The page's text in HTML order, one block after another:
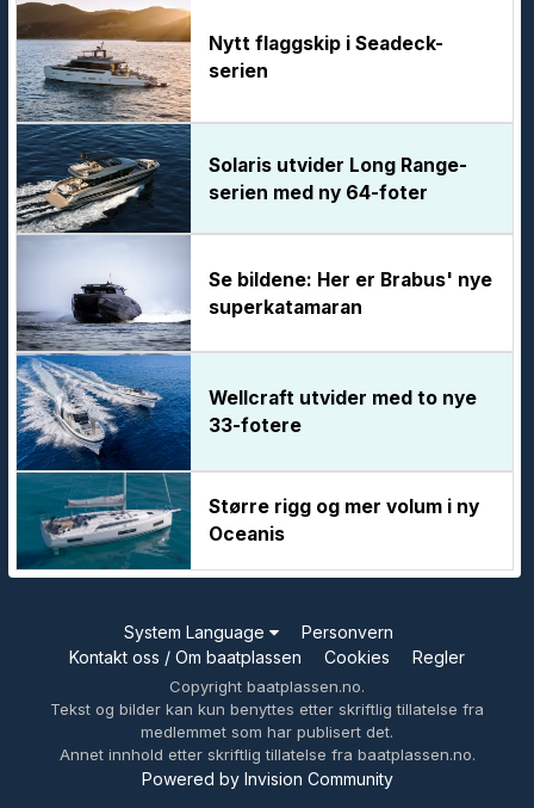
Nytt flaggskip i Seadeck-
serien
Solaris utvider Long Range-
serien med ny 64-foter
Se bildene: Her er Brabus' nye
superkatamaran
Wellcraft utvider med to nye
33-fotere
Større rigg og mer volum i ny
Oceanis
System Language
Personvern
Kontakt oss / Om baatplassen
Cookies Regler
Copyright baatplassen.no.
Tekst og bilder kan kun benyttes etter skriftlig tillatelse fra
medlemmet som har publisert det.
Annet innhold etter skriftlig tillatelse fra baatplassen.no.
Powered by Invision Community